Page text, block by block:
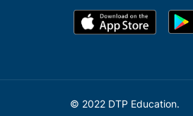
© 2022 DTP Education.